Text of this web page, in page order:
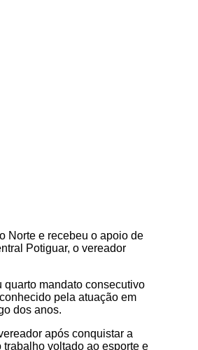
Norte e recebeu o apoio de
Potiguar, o vereador
mandato consecutivo
pela atuação em
dos anos.
após conquistar a
voltado ao esporte e